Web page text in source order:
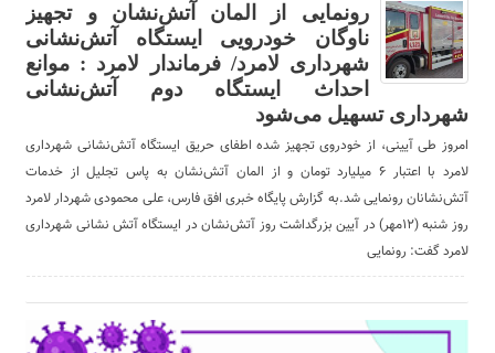
رونمایی از المان آتش‌نشان و تجهیز
ناوگان خودرویی ایستگاه آتش‌نشانی
شهرداری لامرد/ فرماندار لامرد : موانع
احداث ایستگاه دوم آتش‌نشانی
شهرداری تسهیل می‌شود
امروز طی آیینی، از خودروی تجهیز شده اطفای حریق ایستگاه آتش‌نشانی شهرداری
لامرد با اعتبار ۶ میلیارد تومان و از المان آتش‌نشان به پاس تجلیل از خدمات
آتش‌نشانان رونمایی شد.به گزارش پایگاه خبری افق فارس، علی محمودی شهردار لامرد
روز شنبه (١٢مهر) در آیین بزرگداشت روز آتش‌نشان در ایستگاه آتش نشانی شهرداری
لامرد گفت: رونمایی